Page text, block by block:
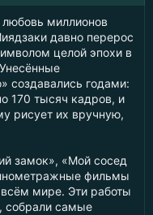
любовь миллионов
давно перерос
целой эпохи в
создавались годами:
170 тысяч кадров, и
рисует их вручную,
замок», «Мой сосед
фильмы
мире. Эти работы
собрали самые